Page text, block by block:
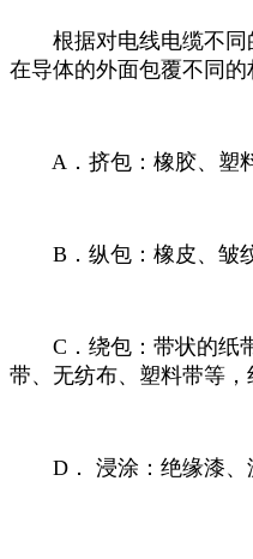
根据对电线电缆不同
在导体的外面包覆不同的
A．挤包：橡胶、塑料
B．纵包：橡皮、皱纹
C．绕包：带状的纸
带、无纺布、塑料带等，
D． 浸涂：绝缘漆、